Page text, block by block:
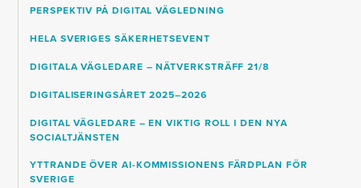
PERSPEKTIV PÅ DIGITAL VÄGLEDNING
HELA SVERIGES SÄKERHETSEVENT
DIGITALA VÄGLEDARE – NÄTVERKSTRÄFF 21/8
DIGITALISERINGSÅRET 2025–2026
DIGITAL VÄGLEDARE – EN VIKTIG ROLL I DEN NYA
SOCIALTJÄNSTEN
YTTRANDE ÖVER AI-KOMMISSIONENS FÄRDPLAN FÖR
SVERIGE